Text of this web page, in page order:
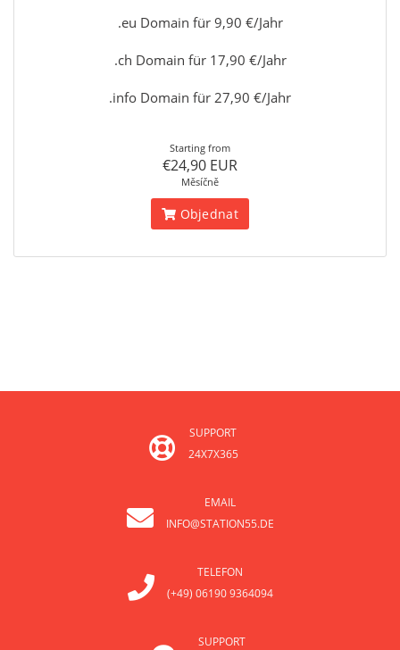
.eu Domain für 9,90 €/Jahr
.ch Domain für 17,90 €/Jahr
.info Domain für 27,90 €/Jahr
Starting from
€24,90 EUR
Měsíčně
Objednat
SUPPORT
24X7X365
EMAIL
INFO@STATION55.DE
TELEFON
(+49) 06190 9364094
SUPPORT